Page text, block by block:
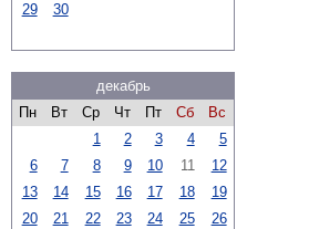
29
30
декабрь
Пн
Вт Ср Чт Пт Сб
Вс
1
2 3 4
5
6
7 8 9 10 11
12
13
14 15 16 17 18
19
20
21 22 23 24 25
26